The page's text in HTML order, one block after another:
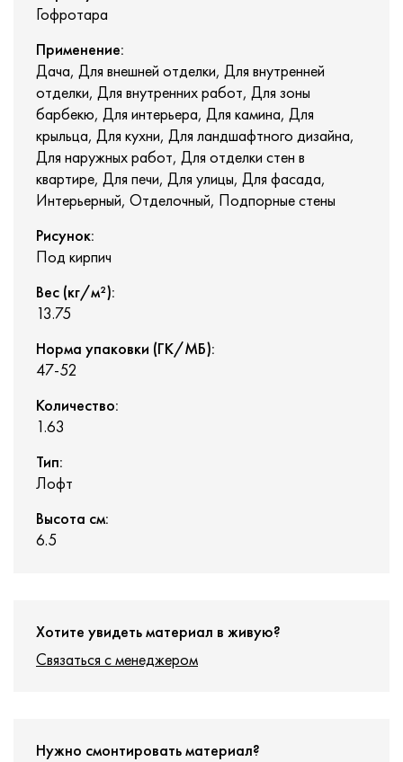
Гофротара
Применение:
Дача, Для внешней отделки, Для внутренней
отделки, Для внутренних работ, Для зоны
барбекю, Для интерьера, Для камина, Для
крыльца, Для кухни, Для ландшафтного дизайна,
Для наружных работ, Для отделки стен в
квартире, Для печи, Для улицы, Для фасада,
Интерьерный, Отделочный, Подпорные стены
Рисунок:
Под кирпич
Вес (кг/м²):
13.75
Норма упаковки (ГК/МБ):
47-52
Количество:
1.63
Тип:
Лофт
Высота см:
6.5
Хотите увидеть материал в живую?
Связаться с менеджером
Нужно смонтировать материал?